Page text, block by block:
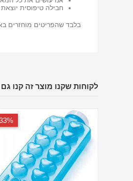
חבילה טיפוסית יוצאת מהמחסן תוך 3 ימי עסקים ומגיעה תוך 5-7 ימי
בלבד שהפריטים מוחזרים
לקוחות שקנו מוצר זה קנו גם